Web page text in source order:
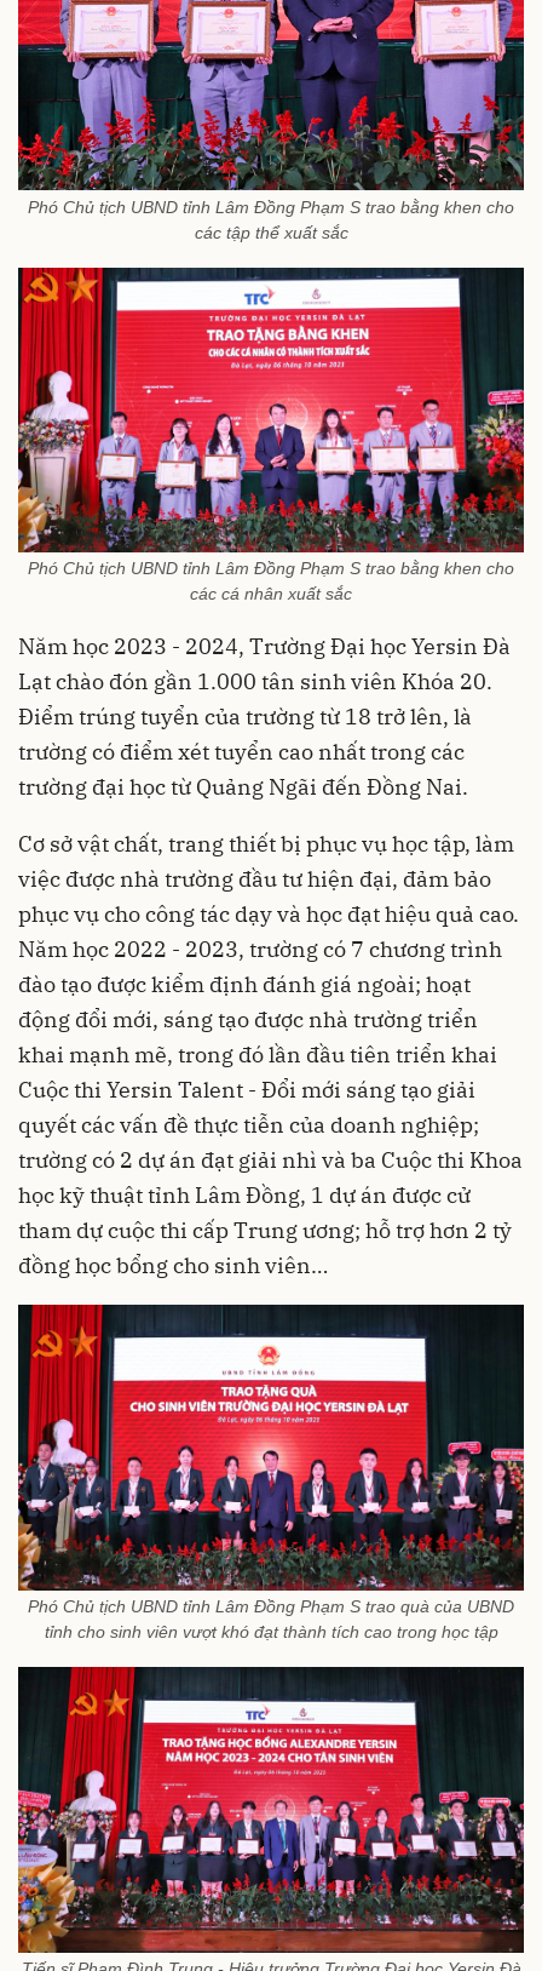
Phó Chủ tịch UBND tỉnh Lâm Đồng Phạm S trao bằng khen cho
các tập thể xuất sắc
Phó Chủ tịch UBND tỉnh Lâm Đồng Phạm S trao bằng khen cho
các cá nhân xuất sắc
Năm học 2023 - 2024, Trường Đại học Yersin Đà
Lạt chào đón gần 1.000 tân sinh viên Khóa 20.
Điểm trúng tuyển của trường từ 18 trở lên, là
trường có điểm xét tuyển cao nhất trong các
trường đại học từ Quảng Ngãi đến Đồng Nai.
Cơ sở vật chất, trang thiết bị phục vụ học tập, làm
việc được nhà trường đầu tư hiện đại, đảm bảo
phục vụ cho công tác dạy và học đạt hiệu quả cao.
Năm học 2022 - 2023, trường có 7 chương trình
đào tạo được kiểm định đánh giá ngoài; hoạt
động đổi mới, sáng tạo được nhà trường triển
khai mạnh mẽ, trong đó lần đầu tiên triển khai
Cuộc thi Yersin Talent - Đổi mới sáng tạo giải
quyết các vấn đề thực tiễn của doanh nghiệp;
trường có 2 dự án đạt giải nhì và ba Cuộc thi Khoa
học kỹ thuật tỉnh Lâm Đồng, 1 dự án được cử
tham dự cuộc thi cấp Trung ương; hỗ trợ hơn 2 tỷ
đồng học bổng cho sinh viên…
Phó Chủ tịch UBND tỉnh Lâm Đồng Phạm S trao quà của UBND
tỉnh cho sinh viên vượt khó đạt thành tích cao trong học tập